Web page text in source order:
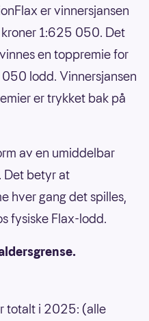
er vinnersjansen
1:625 050. Det
en toppremie for
lodd. Vinnersjansen
er trykket bak på
av en umiddelbar
Det betyr at
hver gang det spilles,
fysiske Flax-lodd.
totalt i 2025: (alle